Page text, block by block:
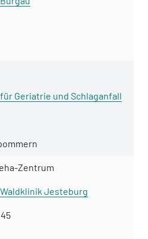
Geriatrie und Schlaganfall
Zentrum
Jesteburg